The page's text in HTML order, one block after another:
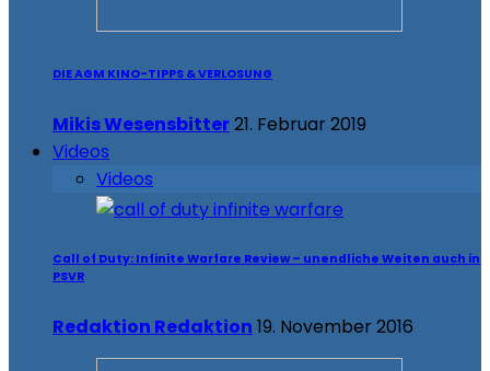
DIE AGM KINO-TIPPS & VERLOSUNG
Mikis Wesensbitter21. Februar 2019
Videos
Videos
Call of Duty: Infinite Warfare Review – unendliche Weiten auch in
PSVR
Redaktion Redaktion 19. November 2016